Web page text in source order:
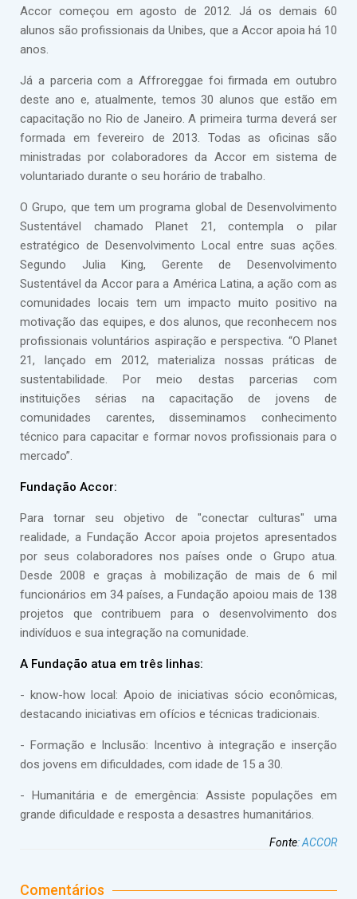
Accor começou em agosto de 2012. Já os demais 60
alunos são profissionais da Unibes, que a Accor apoia há 10
anos.
Já a parceria com a Affroreggae foi firmada em outubro
deste ano e, atualmente, temos 30 alunos que estão em
capacitação no Rio de Janeiro. A primeira turma deverá ser
formada em fevereiro de 2013. Todas as oficinas são
ministradas por colaboradores da Accor em sistema de
voluntariado durante o seu horário de trabalho.
O Grupo, que tem um programa global de Desenvolvimento
Sustentável chamado Planet 21, contempla o pilar
estratégico de Desenvolvimento Local entre suas ações.
Segundo Julia King, Gerente de Desenvolvimento
Sustentável da Accor para a América Latina, a ação com as
comunidades locais tem um impacto muito positivo na
motivação das equipes, e dos alunos, que reconhecem nos
profissionais voluntários aspiração e perspectiva. “O Planet
21, lançado em 2012, materializa nossas práticas de
sustentabilidade. Por meio destas parcerias com
instituições sérias na capacitação de jovens de
comunidades carentes, disseminamos conhecimento
técnico para capacitar e formar novos profissionais para o
mercado”.
Fundação Accor:
Para tornar seu objetivo de "conectar culturas" uma
realidade, a Fundação Accor apoia projetos apresentados
por seus colaboradores nos países onde o Grupo atua.
Desde 2008 e graças à mobilização de mais de 6 mil
funcionários em 34 países, a Fundação apoiou mais de 138
projetos que contribuem para o desenvolvimento dos
indivíduos e sua integração na comunidade.
A Fundação atua em três linhas:
- know-how local: Apoio de iniciativas sócio econômicas,
destacando iniciativas em ofícios e técnicas tradicionais.
- Formação e Inclusão: Incentivo à integração e inserção
dos jovens em dificuldades, com idade de 15 a 30.
- Humanitária e de emergência: Assiste populações em
grande dificuldade e resposta a desastres humanitários.
Fonte:ACCOR
Comentários